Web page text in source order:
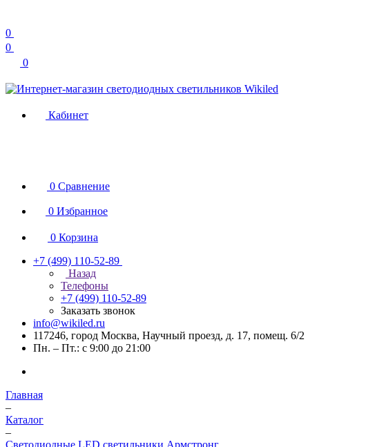
0
0
0
Кабинет
0 Сравнение
0 Избранное
0 Корзина
+7 (499) 110-52-89
Назад
Телефоны
+7 (499) 110-52-89
Заказать звонок
info@wikiled.ru
117246, город Москва, Научный проезд, д. 17, помещ. 6/2
Пн. – Пт.: с 9:00 до 21:00
Главная
–
Каталог
–
Светодиодные LED светильники Армстронг